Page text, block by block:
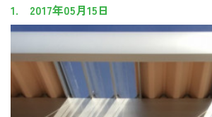
1. 2017年05月15日